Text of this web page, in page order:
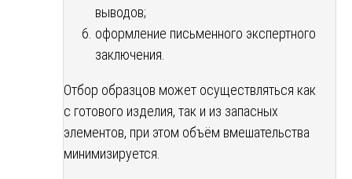
выводов;
оформление письменного экспертного
заключения.
Отбор образцов может осуществляться как
с готового изделия, так и из запасных
элементов, при этом объём вмешательства
минимизируется.